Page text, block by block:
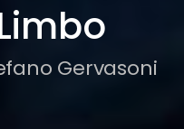
Gervasoni